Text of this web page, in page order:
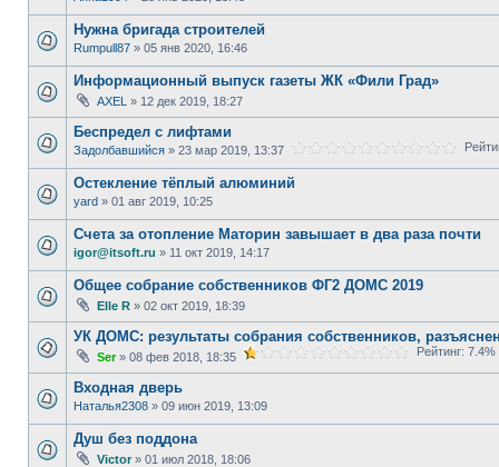
Нужна бригада строителей
Rumpull87 » 05 янв 2020, 16:46
Информационный выпуск газеты ЖК «Фили Град»
AXEL » 12 дек 2019, 18:27
Беспредел с лифтами
Задолбавшийся » 23 мар 2019, 13:37
Остекление тёплый алюминий
yard » 01 авг 2019, 10:25
Счета за отопление Маторин завышает в два раза почти
igor@itsoft.ru » 11 окт 2019, 14:17
Общее собрание собственников ФГ2 ДОМС 2019
Elle R » 02 окт 2019, 18:39
УК ДОМС: результаты собрания собственников,
Ser» 08 фев 2018, 18:35 Рейтинг: 7.4%
Входная дверь
Наталья2308 » 09 июн 2019, 13:09
Душ без поддона
Victor » 01 июл 2018, 18:06